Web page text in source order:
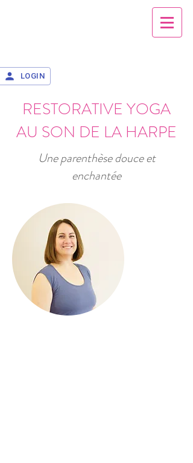
LOGIN
RESTORATIVE YOGA
AU SON DE LA HARPE
Une parenthèse douce et
enchantée